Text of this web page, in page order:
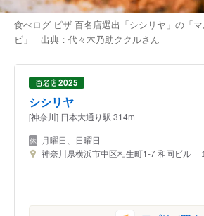
食べログ ピザ 百名店選出「シシリヤ」の「
ビ」 出典： 代々木乃助ククルさん
シシリヤ
[神奈川] 日本大通り駅 314m
月曜日、日曜日
神奈川県横浜市中区相生町1-7 和同ビル